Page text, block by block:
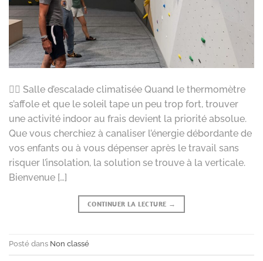
🧗‍♀️ Salle d’escalade climatisée Quand le thermomètre
s’affole et que le soleil tape un peu trop fort, trouver
une activité indoor au frais devient la priorité absolue.
Que vous cherchiez à canaliser l’énergie débordante de
vos enfants ou à vous dépenser après le travail sans
risquer l’insolation, la solution se trouve à la verticale.
Bienvenue […]
CONTINUER LA LECTURE →
Posté dans Non classé